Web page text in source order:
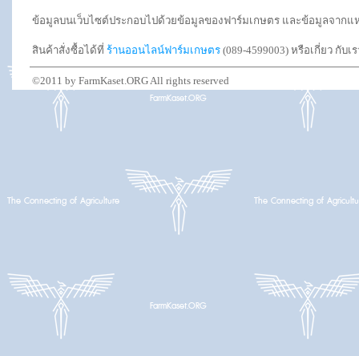
ข้อมูลบนเว็บไซต์ประกอบไปด้วยข้อมูลของฟาร์มเกษตร และข้อมูลจาก
สินค้าสั่งซื้อได้ที่ ร้านออนไลน์ฟาร์มเกษตร (089-4599003) หรือเกี่ยว กับเ
©2011 by FarmKaset.ORG All rights reserved